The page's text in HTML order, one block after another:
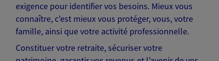
exigence pour identifier vos besoins. Mieux vous
connaître, c'est mieux vous protéger, vous, votre
famille, ainsi que votre activité professionnelle.
Constituer votre retraite, sécuriser votre